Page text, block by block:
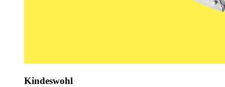
Kindeswohl